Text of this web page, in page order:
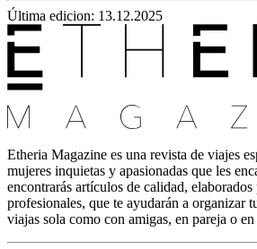
Última edicion: 13.12.2025
Etheria Magazine es una revista de viajes
mujeres inquietas y apasionadas que les
encontrarás artículos de calidad,
profesionales, que te ayudarán a organizar
viajas sola como con amigas, en pareja o